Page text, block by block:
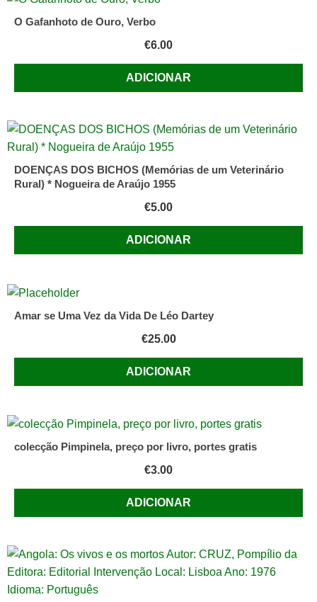
República
(para
1.ed.
(prefácio
do
autor
de
205
pp.
O Gafanhoto de Ouro, Verbo
€6.00
ADICIONAR
DOENÇAS DOS BICHOS (Memórias de um Veterinário
Rural) * Nogueira de Araújo 1955
€5.00
ADICIONAR
Amar se Uma Vez da Vida De Léo Dartey
€25.00
ADICIONAR
colecção Pimpinela, preço por livro, portes gratis
€3.00
ADICIONAR